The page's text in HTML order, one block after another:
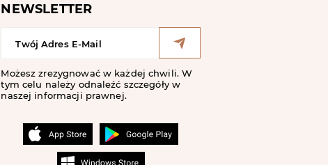
NEWSLETTER
Możesz zrezygnować w każdej chwili. W
tym celu należy odnaleźć szczegóły w
naszej informacji prawnej.